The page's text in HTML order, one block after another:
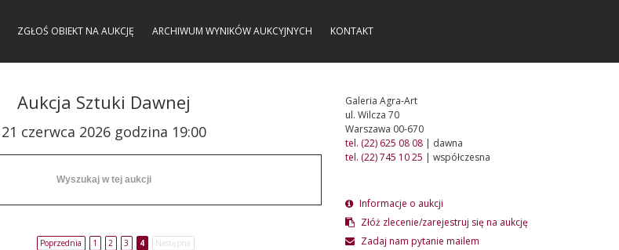
ZGŁOŚ OBIEKT NA AUKCJĘ ARCHIWUM WYNIKÓW AUKCYJNYCH KONTAKT
Aukcja Sztuki Dawnej
21 czerwca 2026 godzina 19:00
Poprzednia 1 2 3 4 Następna
Galeria Agra-Art
ul. Wilcza 70
Warszawa 00-670
tel. (22) 625 08 08| dawna
tel. (22) 745 10 25 | współczesna
Informacje o aukcji
Złóż zlecenie/zarejestruj się na aukcję
Zadaj nam pytanie mailem